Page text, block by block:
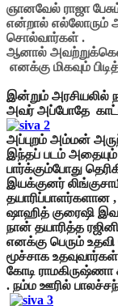
ஞானவேல் ராஜா
என்றால் எல்லோரும்
சொல்வார்கள் .
ஆனால்
எனக்கு மிகவும்
இன்றும் அரசியலில்
அவர் அப்போதே
அப்புறம் அம்மன்
இந்தப் படம் அதையும்
பார்க்கும்போது
இயக்குனர்
தயாரிப்பாளர்களான
ஷாஹித் குரைஷி
நான் தயாரித்த
எனக்கு பெரும்
மூச்சாக
கோடி
. நம்ம ஊரில்